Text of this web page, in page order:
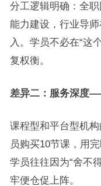
分工逻辑明确：全
能力建设，行业导
入。学员不必在“这
复权衡。
差异二：服务深度
课程型和平台型机
员购买10节课，用
学员往往因为“舍不
牢便仓促上阵。